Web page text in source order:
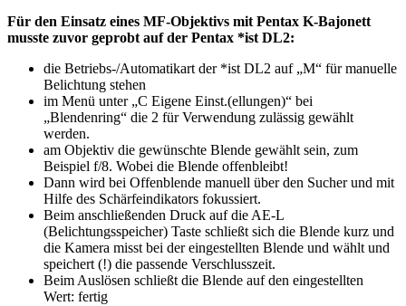
Für den Einsatz eines MF-Objektivs mit Pentax K-Bajonett
musste zuvor geprobt auf der Pentax *ist DL2:
die Betriebs-/Automatikart der *ist DL2 auf „M“ für manuelle
Belichtung stehen
im Menü unter „C Eigene Einst.(ellungen)“ bei
„Blendenring“ die 2 für Verwendung zulässig gewählt
werden.
am Objektiv die gewünschte Blende gewählt sein, zum
Beispiel f/8. Wobei die Blende offenbleibt!
Dann wird bei Offenblende manuell über den Sucher und mit
Hilfe des Schärfeindikators fokussiert.
Beim anschließenden Druck auf die AE-L
(Belichtungsspeicher) Taste schließt sich die Blende kurz und
die Kamera misst bei der eingestellten Blende und wählt und
speichert (!) die passende Verschlusszeit.
Beim Auslösen schließt die Blende auf den eingestellten
Wert: fertig